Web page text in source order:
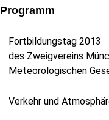
Programm
Fortbildungstag 2013
des Zweigvereins
Meteorologischen
Verkehr und